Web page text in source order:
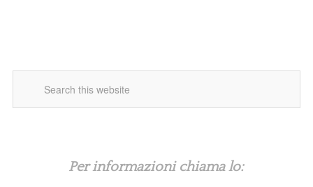
Per informazioni chiama lo: